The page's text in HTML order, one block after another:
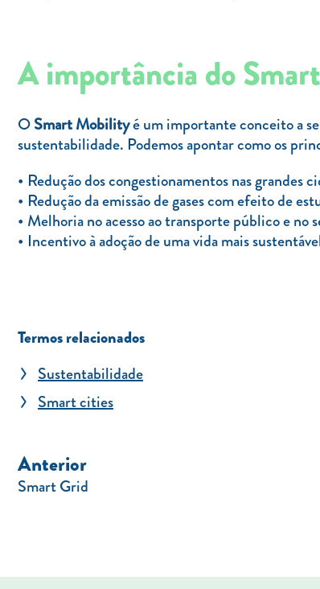
A importância do
OSmart Mobilityé um importante conceito a
sustentabilidade. Podemos apontar como os
Redução dos congestionamentos nas grandes
Redução da emissão de gases com efeito de
Melhoria no acesso ao transporte público e no
Incentivo à adoção de uma vida mais
Termos relacionados
Sustentabilidade
Smart cities
Anterior
Smart Grid